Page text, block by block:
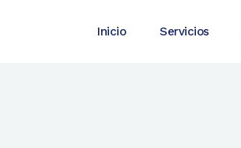
Inicio Servicios